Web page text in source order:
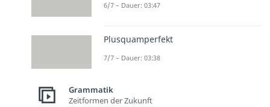
6/7 – Dauer: 03:47
Plusquamperfekt
7/7 – Dauer: 03:38
Grammatik
Zeitformen der Zukunft